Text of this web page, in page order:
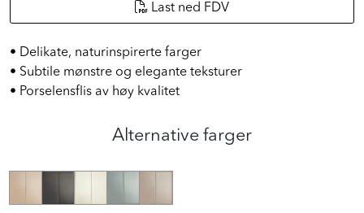
Last ned FDV
• Delikate, naturinspirerte farger
• Subtile mønstre og elegante teksturer
• Porselensflis av høy kvalitet
Alternative farger